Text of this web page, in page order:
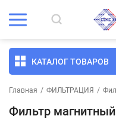
КАТАЛОГ ТОВАРОВ
Главная / ФИЛЬТРАЦИЯ /
Фильтр